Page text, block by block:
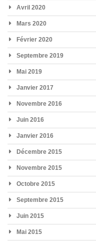
Avril 2020
Mars 2020
Février 2020
Septembre 2019
Mai 2019
Janvier 2017
Novembre 2016
Juin 2016
Janvier 2016
Décembre 2015
Novembre 2015
Octobre 2015
Septembre 2015
Juin 2015
Mai 2015